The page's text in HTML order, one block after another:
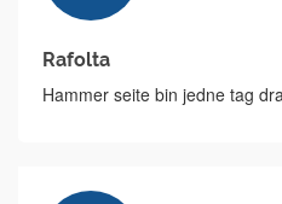
Rafolta
Hammer seite bin jedne tag